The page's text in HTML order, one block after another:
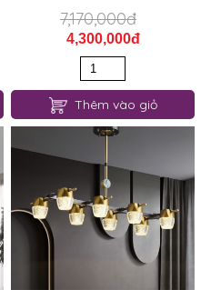
7,170,000đ
4,300,000đ
Thêm vào giỏ